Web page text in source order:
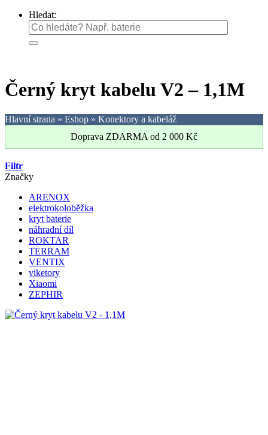
Hledat:
Černý kryt kabelu V2 – 1,1M
Hlavní strana » Eshop » Konektory a kabeláž
Doprava ZDARMA od 2 000 Kč
Filtr
Značky
ARENOX
elektrokoloběžka
kryt baterie
náhradní díl
ROKTAR
TERRAM
VENTIX
viketory
Xiaomi
ZEPHIR